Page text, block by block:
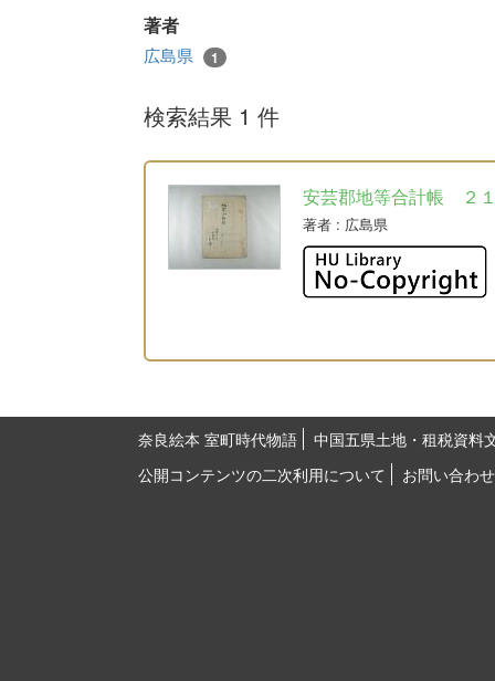
著者
広島県 1
検索結果 1 件
安芸郡地等合計帳 ２
著者 : 広島県
奈良絵本 室町時代物語
中国五県土地・租税資料
公開コンテンツの二次利用について
お問い合わせ